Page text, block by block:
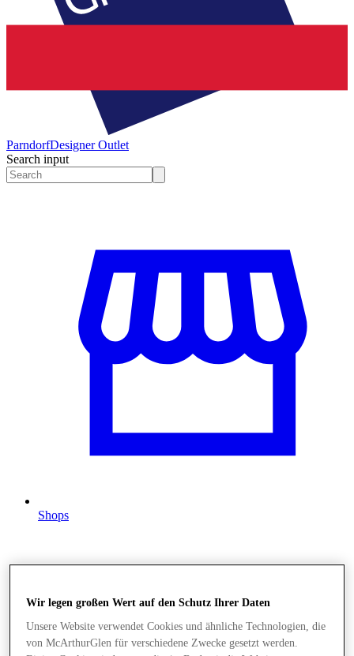
ParndorfDesigner Outlet
Search input
Shops
Wir legen großen Wert auf den Schutz Ihrer Daten
Unsere Website verwendet Cookies und ähnliche Technologien, die
von McArthurGlen für verschiedene Zwecke gesetzt werden.